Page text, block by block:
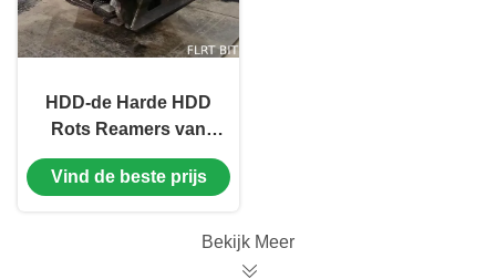
HDD-de Harde HDD
Rots Reamers van
Gatenopeners voor
Trenchless-het Beetje
Vind de beste prijs
Bekijk Meer